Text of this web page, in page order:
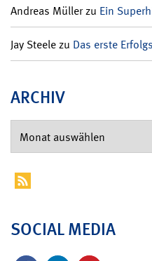
Andreas Müllerzu Ein
Jay Steelezu Das erste
ARCHIV
SOCIAL MEDIA